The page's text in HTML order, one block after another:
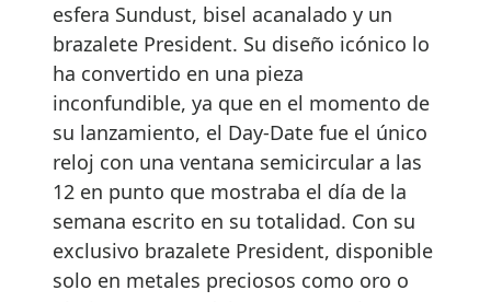
esfera Sundust, bisel acanalado y un
brazalete President. Su diseño icónico lo
ha convertido en una pieza
inconfundible, ya que en el momento de
su lanzamiento, el Day-Date fue el único
reloj con una ventana semicircular a las
12 en punto que mostraba el día de la
semana escrito en su totalidad. Con su
exclusivo brazalete President, disponible
solo en metales preciosos como oro o